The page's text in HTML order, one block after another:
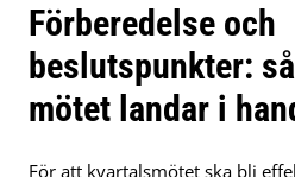
Förberedelse och
beslutspunkter:
mötet landar i
För att kvartalsmötet ska bli